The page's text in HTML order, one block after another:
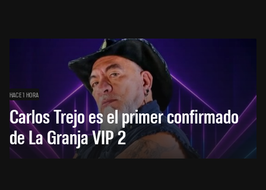
HACE 1 HORA
Carlos Trejo es el primer confirmado
de La Granja VIP 2